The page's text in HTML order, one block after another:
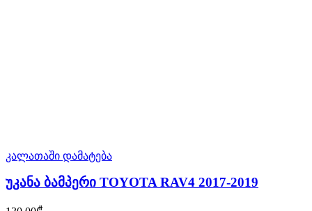
კალათაში დამატება
უკანა ბამპერი TOYOTA RAV4 2017-2019